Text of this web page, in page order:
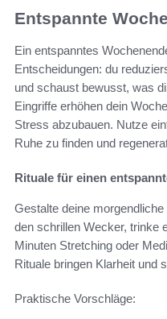
Entspannte
Ein entspanntes
Entscheidungen: du
und schaust bewusst, was
Eingriffe erhöhen dein
Stress abzubauen. Nutze
Ruhe zu finden und
Rituale für einen
Gestalte deine
den schrillen Wecker, trinke
Minuten Stretching oder
Rituale bringen Klarheit und
Praktische Vorschläge: